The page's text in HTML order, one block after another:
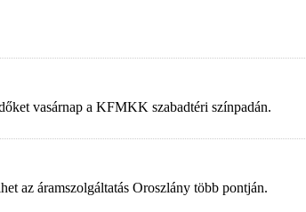
vasárnap a KFMKK szabadtéri színpadán.
az áramszolgáltatás Oroszlány több pontján.